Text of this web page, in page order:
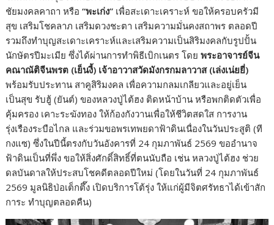
ชัยมงคลคาถา หรือ“พะเก่ง” เพื่อสะเดาะเคราะห์ ขอให้ครอบครัวมี
สุข เสริมโชคลาภ เสริมดวงชะตา เสริมความมั่นคงสถาพร ตลอดปี
รวมถึงทำบุญสะเดาะเคราะห์และเสริมความเป็นสิริมงคลกับรูปปั้น
นักษัตรปีมะเมีย ซึ่งได้ผ่านการทำพิธีเบิกเนตร โดยพระอาจารย์จีน
คณาณัติจีนพรต (เย็นงี้) เจ้าอาวาสวัดมังกรกมลาวาส (เล่งเน่ยยี่)
พร้อมรับประทาน สาคูสิริมงคล เพื่อความกลมเกลียวและอยู่เย็น
เป็นสุข รับฮู้ (ยันต์) ของหลวงปู่ไต้ฮง ติดหน้าบ้าน หรือพกติดตัวเพื่อ
คุ้มครอง เคาะระฆังทอง ให้ก้องกังวานเพื่อให้ชีวิตสดใส การงาน
รุ่งเรืองระบือไกล และร่วมขอพรเทพยดาฟ้าดินเนื่องในวันประสูติ (ที
กงแซ) ซึ่งในปีนี้ตรงกับวันอังคารที่ 24 กุมภาพันธ์ 2569 ขออำนาจ
ฟ้าดินเป็นที่พึ่ง ขอให้สิ่งศักดิ์สิทธิ์ที่ตนนับถือ เช่น หลวงปู่ไต้ฮง ช่วย
ดลบันดาลให้ประสบโชคดีตลอดปีใหม่ (โดยในวันที่ 24 กุมภาพันธ์
2569 มูลนิธิป่อเต็กตึ๊ง เปิดบริการโต้รุ่ง ให้แก่ผู้มีจิตศรัทธาได้เข้าสัก
การะ ทำบุญตลอดคืน)